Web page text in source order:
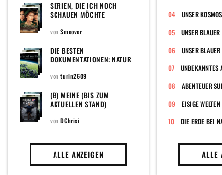
SERIEN, DIE ICH NOCH
SCHAUEN MÖCHTE
vonSmoover
DIE BESTEN
DOKUMENTATIONEN: NATUR
vonturin2609
(B) MEINE (BIS ZUM
AKTUELLEN STAND)
SERIEN MIT IHREN
vonDChrisi
ALLE ANZEIGEN
UNSER
UNSER
UNBEKANNTES
ABENTEUER
EISIGE WELTEN
DIE ERDE BEI
ALLE